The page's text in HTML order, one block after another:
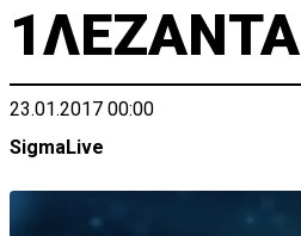
1ΛΕΖΑΝΤΑ
23.01.2017 00:00
SigmaLive